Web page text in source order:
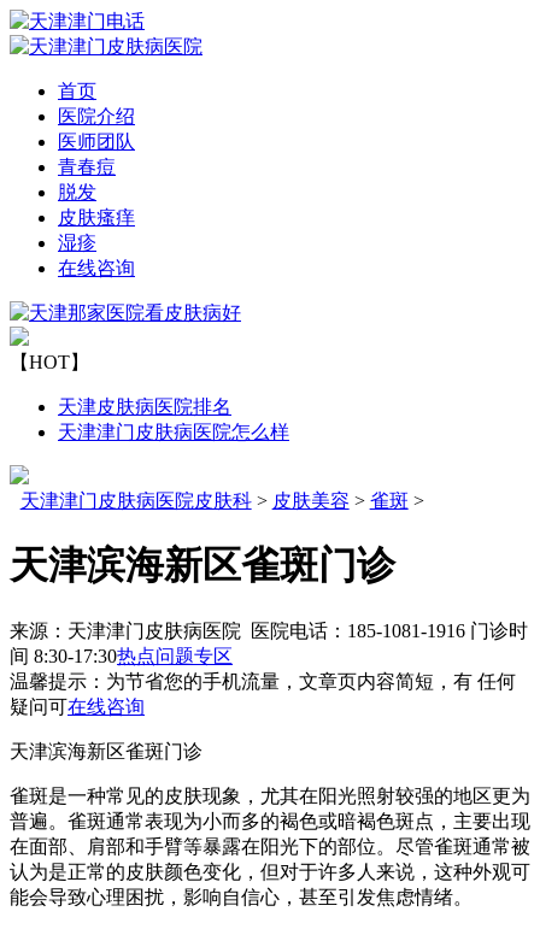
首页
医院介绍
医师团队
青春痘
脱发
皮肤瘙痒
湿疹
在线咨询
【HOT】
天津皮肤病医院排名
天津津门皮肤病医院怎么样
天津津门皮肤病医院皮肤科> 皮肤美容 > 雀斑 >
天津滨海新区雀斑门诊
来源：天津津门皮肤病医院 医院电话：185-1081-1916 门诊时
间 8:30-17:30热点问题专区
温馨提示： 为节省您的手机流量，文章页内容简短，有 任何
疑问可在线咨询
天津滨海新区雀斑门诊
雀斑是一种常见的皮肤现象，尤其在阳光照射较强的地区更为
普遍。雀斑通常表现为小而多的褐色或暗褐色斑点，主要出现
在面部、肩部和手臂等暴露在阳光下的部位。尽管雀斑通常被
认为是正常的皮肤颜色变化，但对于许多人来说，这种外观可
能会导致心理困扰，影响自信心，甚至引发焦虑情绪。